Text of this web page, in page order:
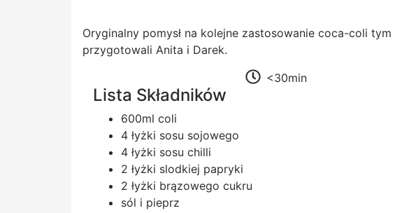
Oryginalny pomysł na kolejne zastosowanie coca-coli
przygotowali Anita i Darek.
<30min
Lista Składników
600ml coli
4 łyżki sosu sojowego
4 łyżki sosu chilli
2 łyżki slodkiej papryki
2 łyżki brązowego cukru
sól i pieprz